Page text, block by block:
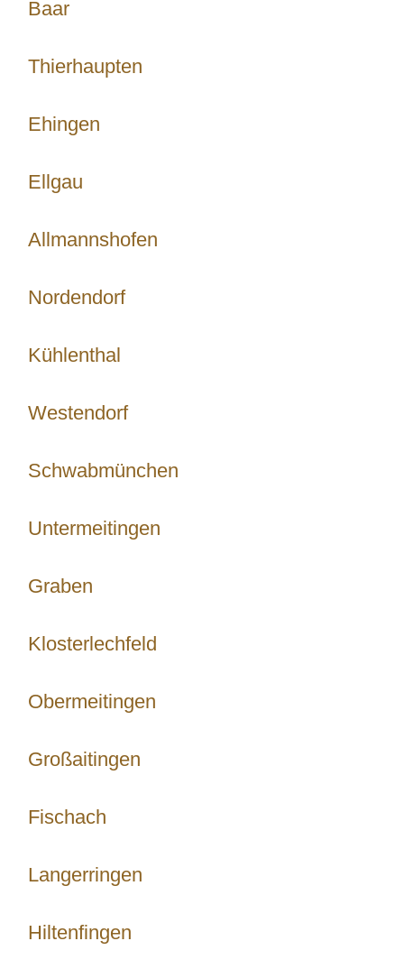
Baar
Thierhaupten
Ehingen
Ellgau
Allmannshofen
Nordendorf
Kühlenthal
Westendorf
Schwabmünchen
Untermeitingen
Graben
Klosterlechfeld
Obermeitingen
Großaitingen
Fischach
Langerringen
Hiltenfingen